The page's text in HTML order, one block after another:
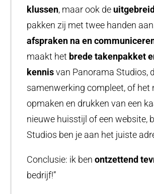
klussen, maar ook de
pakken zij met twee handen
afspraken na en
maakt het brede takenpakket
kennisvan Panorama Studios,
samenwerking compleet, of het
opmaken en drukken van een
nieuwe huisstijl of een website,
Studios ben je aan het juiste
Conclusie: ik ben ontzettend
bedrijf!”